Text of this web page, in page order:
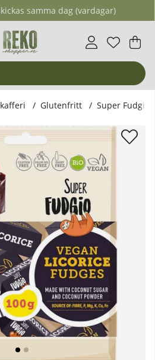
samma dag (vardagar)
Antal i
. .
Glutenfritt Super Fudgio
- Ekologisk Fudge Lakrits, 100g